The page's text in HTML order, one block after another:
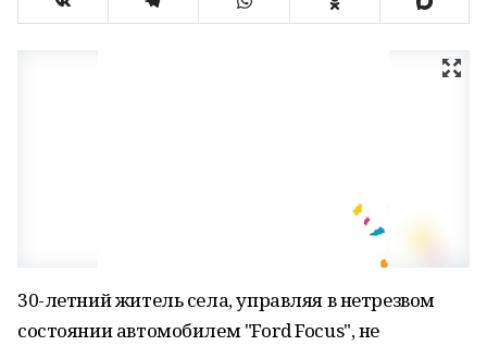
30-летний житель села, управляя в нетрезвом
состоянии автомобилем "Ford Focus", не